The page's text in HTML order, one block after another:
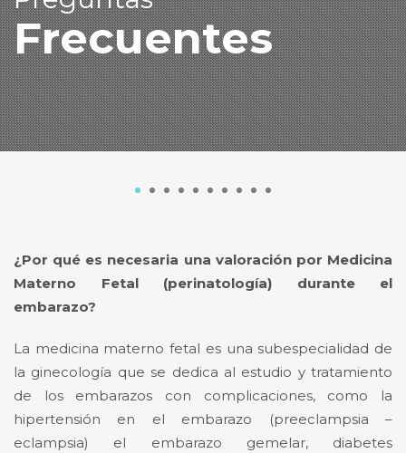
Frecuentes
¿Por qué es necesaria una valoración por Medicina
Materno Fetal (perinatología) durante el
embarazo?
La medicina materno fetal es una subespecialidad de
la ginecología que se dedica al estudio y tratamiento
de los embarazos con complicaciones, como la
hipertensión en el embarazo (preeclampsia –
eclampsia) el embarazo gemelar, diabetes
1 2 3 4 5 6 7 8 9